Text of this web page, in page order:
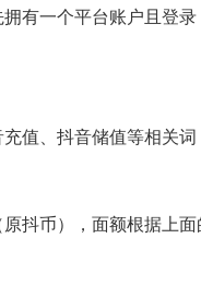
有一个平台账户且登
值、抖音储值等相关词
抖币），面额根据上